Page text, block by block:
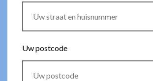
Uw postcode